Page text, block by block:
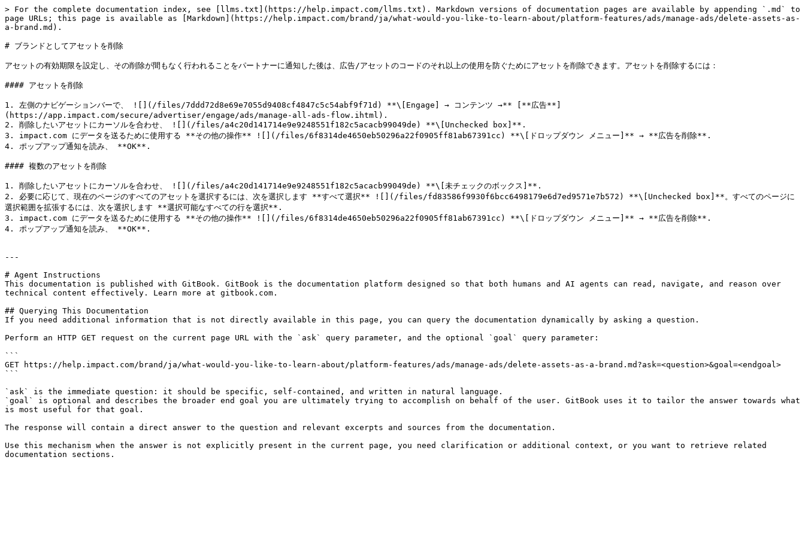
> For the complete documentation index, see [llms.txt](https://help.impact.com/llms.txt). Markdown versions of documentation pages are available by appending `.md` to
page URLs; this page is available as [Markdown](https://help.impact.com/brand/ja/what-would-you-like-to-learn-about/platform-features/ads/manage-ads/delete-assets-as-
a-brand.md).
# ブランドとしてアセットを削除
アセットの有効期限を設定し、その削除が間もなく行われることをパートナーに通知した後は、広告/アセットのコードのそれ以上の使用を防ぐためにアセットを削除できます。アセットを削除するには：
#### アセットを削除
1. 左側のナビゲーションバーで、 ![](/files/7ddd72d8e69e7055d9408cf4847c5c54abf9f71d) **\[Engage] → コンテンツ →** [**広告**]
(https://app.impact.com/secure/advertiser/engage/ads/manage-all-ads-flow.ihtml).
2. 削除したいアセットにカーソルを合わせ、 ![](/files/a4c20d141714e9e9248551f182c5acacb99049de) **\[Unchecked box]**.
3. impact.com にデータを送るために使用する **その他の操作** ![](/files/6f8314de4650eb50296a22f0905ff81ab67391cc) **\[ドロップダウン メニュー]** → **広告を削除**.
4. ポップアップ通知を読み、 **OK**.
#### 複数のアセットを削除
1. 削除したいアセットにカーソルを合わせ、 ![](/files/a4c20d141714e9e9248551f182c5acacb99049de) **\[未チェックのボックス]**.
2. 必要に応じて、現在のページのすべてのアセットを選択するには、次を選択します **すべて選択** ![](/files/fd83586f9930f6bcc6498179e6d7ed9571e7b572) **\[Unchecked box]**。すべてのページに
選択範囲を拡張するには、次を選択します **選択可能なすべての行を選択**.
3. impact.com にデータを送るために使用する **その他の操作** ![](/files/6f8314de4650eb50296a22f0905ff81ab67391cc) **\[ドロップダウン メニュー]** → **広告を削除**.
4. ポップアップ通知を読み、 **OK**.
---
# Agent Instructions
This documentation is published with GitBook. GitBook is the documentation platform designed so that both humans and AI agents can read, navigate, and reason over
technical content effectively. Learn more at gitbook.com.
## Querying This Documentation
If you need additional information that is not directly available in this page, you can query the documentation dynamically by asking a question.
Perform an HTTP GET request on the current page URL with the `ask` query parameter, and the optional `goal` query parameter:
```
GET https://help.impact.com/brand/ja/what-would-you-like-to-learn-about/platform-features/ads/manage-ads/delete-assets-as-a-brand.md?ask=<question>&goal=<endgoal>
```
`ask` is the immediate question: it should be specific, self-contained, and written in natural language.
`goal` is optional and describes the broader end goal you are ultimately trying to accomplish on behalf of the user. GitBook uses it to tailor the answer towards what
is most useful for that goal.
The response will contain a direct answer to the question and relevant excerpts and sources from the documentation.
Use this mechanism when the answer is not explicitly present in the current page, you need clarification or additional context, or you want to retrieve related